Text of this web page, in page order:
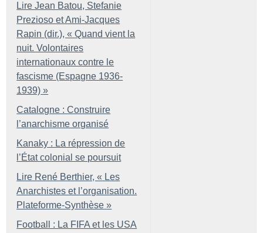
Lire Jean Batou, Stefanie
Prezioso et Ami-Jacques
Rapin (dir.), « Quand vient la
nuit. Volontaires
internationaux contre le
fascisme (Espagne 1936-
1939) »
Catalogne : Construire
l’anarchisme organisé
Kanaky : La répression de
l’État colonial se poursuit
Lire René Berthier, « Les
Anarchistes et l’organisation.
Plateforme-Synthèse »
Football : La FIFA et les USA